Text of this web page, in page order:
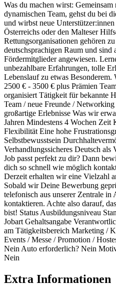
Was du machen wirst:
dynamischen Team, gehst du bei
und wirbst neue
Österreichs oder den Malteser
Rettungsorganisationen gehören
deutschsprachigen Raum und sind
Fördermitglieder angewiesen.
unbezahlbare Erfahrungen, tolle
Lebenslauf zu etwas
2500 € - 3500 € plus Prämien
organisiert Tätigkeit für bekannte
Team / neue Freunde /
großartige Erlebnisse Was wir
Jahren Mindestens 4 Wochen Zeit
Flexibilität Eine hohe
Selbstbewusstsein
Verhandlungssicheres Deutsch als
Job passt perfekt zu dir? Dann
dich so schnell wie möglich
Derzeit erhalten wir eine Vielzahl
Sobald wir Deine Bewerbung
telefonisch aus unserer Zentrale in
kontaktieren. Achte also darauf,
bist! Status Ausbildungsniveau
Jobart Gehaltsangabe
am Tätigkeitsbereich Marketing /
Events / Messe / Promotion /
Nein Auto erforderlich? Nein
Nein
Extra Informationen